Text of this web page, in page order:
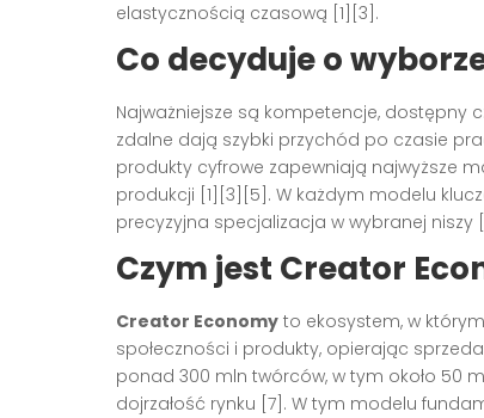
elastycznością czasową [1][3].
Co decyduje o
Najważniejsze są kompetencje, dostępny
zdalne dają szybki przychód po czasie
produkty cyfrowe zapewniają najwyższe
produkcji [1][3][5]. W każdym modelu
precyzyjna specjalizacja w wybranej niszy
Czym jest Creator
Creator Economy to ekosystem, w
społeczności i produkty, opierając
ponad 300 mln twórców, w tym około 50
dojrzałość rynku [7]. W tym modelu